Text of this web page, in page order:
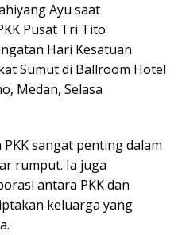
Ayu saat
Pusat Tri Tito
Hari Kesatuan
Sumut di Ballroom Hotel
Medan, Selasa
sangat penting dalam
rumput. Ia juga
antara PKK dan
keluarga yang